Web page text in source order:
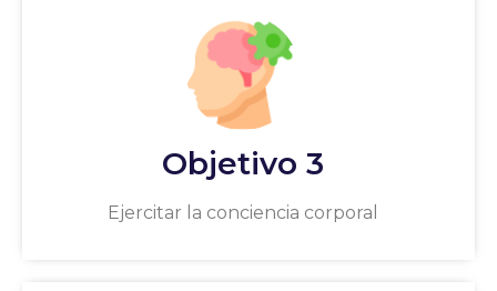
Objetivo 3
Ejercitar la conciencia corporal